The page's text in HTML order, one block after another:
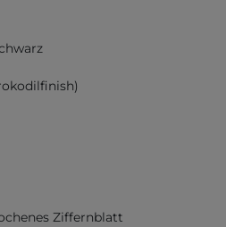
Ziffernblatt